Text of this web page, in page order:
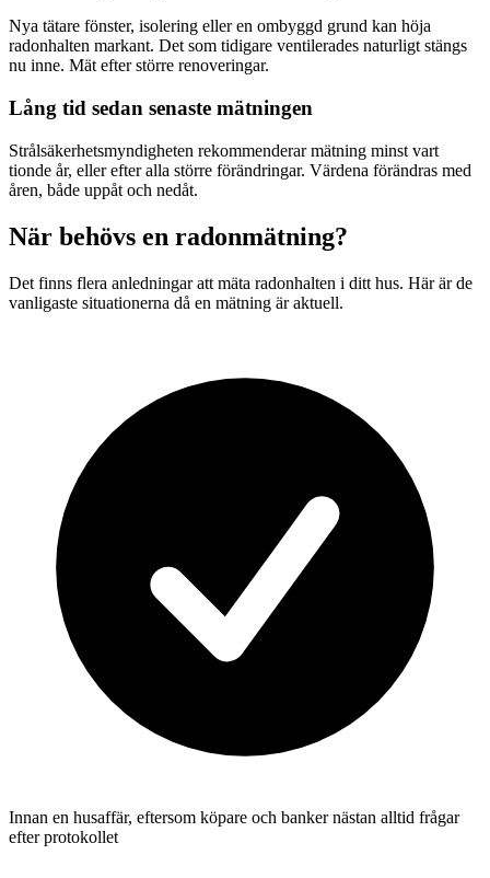
Nya tätare fönster, isolering eller en ombyggd grund kan höja
radonhalten markant. Det som tidigare ventilerades naturligt stängs
nu inne. Mät efter större renoveringar.
Lång tid sedan senaste mätningen
Strålsäkerhetsmyndigheten rekommenderar mätning minst vart
tionde år, eller efter alla större förändringar. Värdena förändras med
åren, både uppåt och nedåt.
När behövs en radonmätning?
Det finns flera anledningar att mäta radonhalten i ditt hus. Här är de
vanligaste situationerna då en mätning är aktuell.
Innan en husaffär, eftersom köpare och banker nästan alltid frågar
efter protokollet